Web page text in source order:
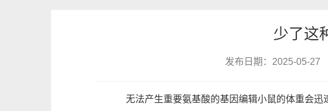
少了这
发布日期：2025-05-27
无法产生重要氨基酸的基因编辑小鼠的体重会